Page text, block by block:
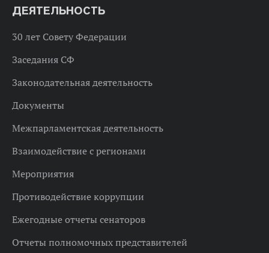
ДЕЯТЕЛЬНОСТЬ
30 лет Совету Федерации
Заседания СФ
Законодательная деятельность
Документы
Межпарламентская деятельность
Взаимодействие с регионами
Мероприятия
Противодействие коррупции
Ежегодные отчеты сенаторов
Отчеты полномочных представителей